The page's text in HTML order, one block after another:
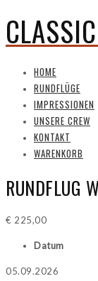
HOME
RUNDFLÜGE
IMPRESSIONEN
UNSERE CREW
KONTAKT
WARENKORB
RUNDFLUG
€ 225,00
Datum
05.09.2026